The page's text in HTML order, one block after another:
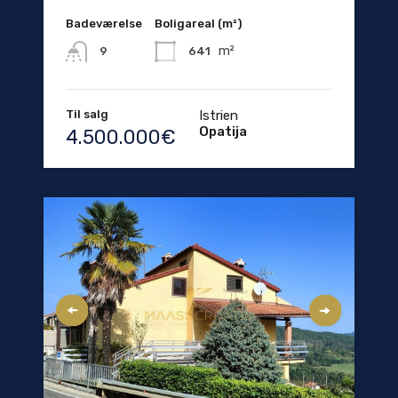
Badeværelse
9
Boligareal (m²)
641 m²
Til salg
4.500.000€
Istrien
Opatija